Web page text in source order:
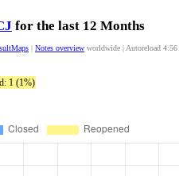
for the last 12 Months
| Notes overview worldwide | Autoreload 4:55
1 (1%)